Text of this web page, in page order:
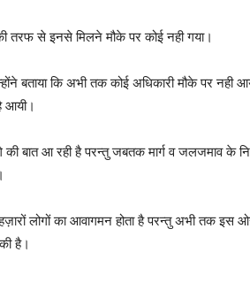
तरफ से इनसे मिलने मौके पर कोई नही गया।
बताया कि अभी तक कोई अधिकारी मौके पर नही
आयी।
बात आ रही है परन्तु जबतक मार्ग व जलजमाव के
लोगों का आवागमन होता है परन्तु अभी तक इस
है।